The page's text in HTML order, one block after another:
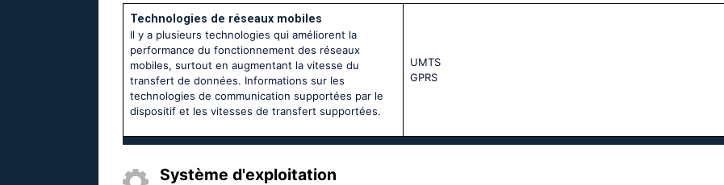
Technologies de réseaux mobiles
Il y a plusieurs technologies qui améliorent la
performance du fonctionnement des réseaux
mobiles, surtout en augmentant la vitesse du
transfert de données. Informations sur les
technologies de communication supportées par le
dispositif et les vitesses de transfert supportées.
UМТS
GРRS
Système d'exploitation